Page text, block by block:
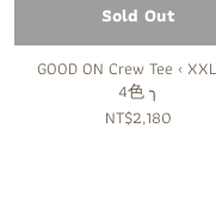
Sold Out
GOOD ON Crew Tee ‹ XXL › ╭
4色 ╮
NT$2,180